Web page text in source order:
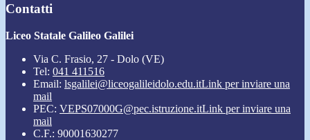
Contatti
Liceo Statale Galileo Galilei
Via C. Frasio, 27 - Dolo (VE)
Tel: 041 411516
Email: lsgalilei@liceogalileidolo.edu.itLink per inviare una
mail
PEC: VEPS07000G@pec.istruzione.itLink per inviare una
mail
C.F.: 90001630277